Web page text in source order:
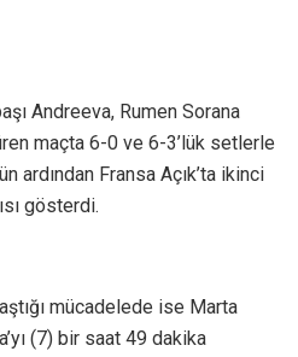
Andreeva, Rumen Sorana
maçta 6-0 ve 6-3’lük setlerle
ardından Fransa Açık’ta ikinci
gösterdi.
mücadelede ise Marta
(7) bir saat 49 dakika